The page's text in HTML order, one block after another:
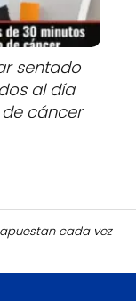
sentado
al día
cáncer
cada vez